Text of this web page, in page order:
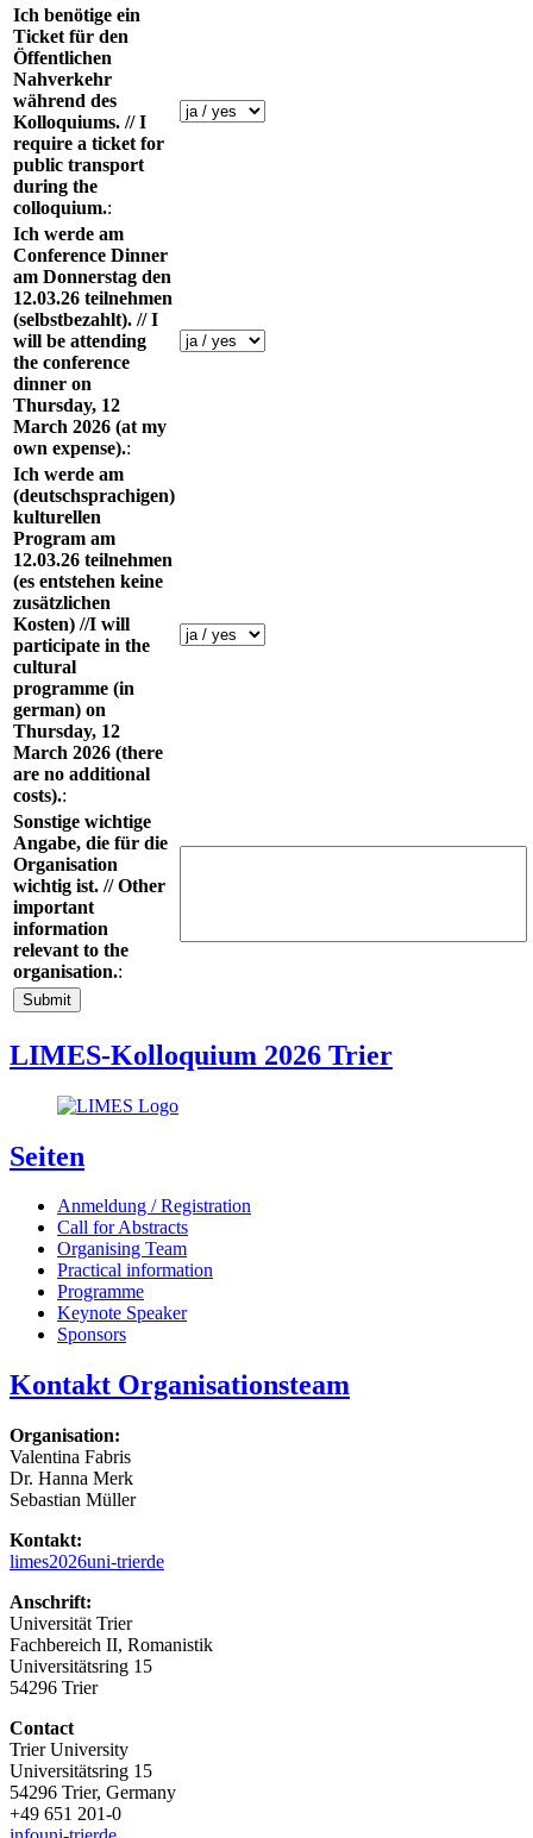
Ich benötige ein
Ticket für den
Öffentlichen
Nahverkehr
während des
Kolloquiums. // I
require a ticket for
public transport
during the
colloquium.:
Ich werde am
Conference Dinner
am Donnerstag den
12.03.26 teilnehmen
(selbstbezahlt). // I
will be attending
the conference
dinner on
Thursday, 12
March 2026 (at my
own expense).:
Ich werde am
(deutschsprachigen)
kulturellen
Program am
12.03.26 teilnehmen
(es entstehen keine
zusätzlichen
Kosten) //I will
participate in the
cultural
programme (in
german) on
Thursday, 12
March 2026 (there
are no additional
costs).:
Sonstige wichtige
Angabe, die für die
Organisation
wichtig ist. // Other
important
information
relevant to the
organisation.:
LIMES-Kolloquium 2026 Trier
Seiten
Anmeldung / Registration
Call for Abstracts
Organising Team
Practical information
Programme
Keynote Speaker
Sponsors
Kontakt Organisationsteam
Organisation:
Valentina Fabris
Dr. Hanna Merk
Sebastian Müller
Kontakt:
limes2026uni-trierde
Anschrift:
Universität Trier
Fachbereich II, Romanistik
Universitätsring 15
54296 Trier
Contact
Trier University
Universitätsring 15
54296 Trier, Germany
+49 651 201-0